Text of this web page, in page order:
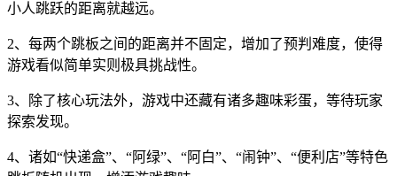
小人跳跃的距离就越远。
2、每两个跳板之间的距离并不固定，增加了预判难度，使得
游戏看似简单实则极具挑战性。
3、除了核心玩法外，游戏中还藏有诸多趣味彩蛋，等待玩家
探索发现。
4、诸如“快递盒”、“阿绿”、“阿白”、“闹钟”、“便利店”等特色